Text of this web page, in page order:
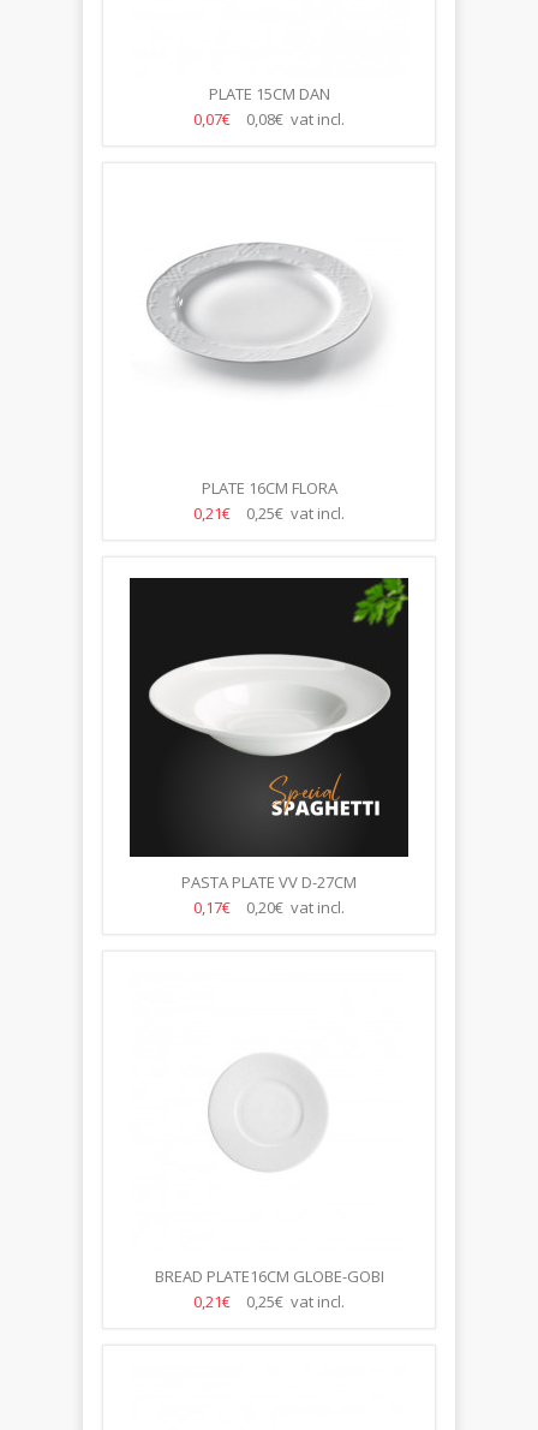
PLATE 15CM DAN
0,07€
0,08€ vat incl.
PLATE 16CM FLORA
0,21€
0,25€ vat incl.
PASTA PLATE VV D-27CM
0,17€
0,20€ vat incl.
BREAD PLATE16CM GLOBE-GOBI
0,21€
0,25€ vat incl.